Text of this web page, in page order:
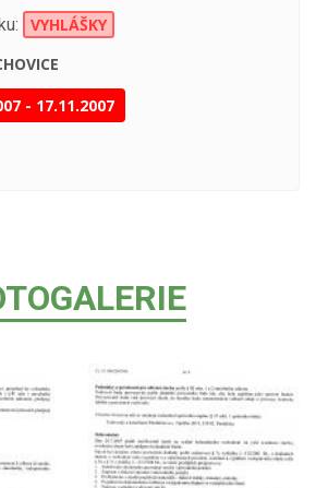
VYHLÁŠKY
- 17.11.2007